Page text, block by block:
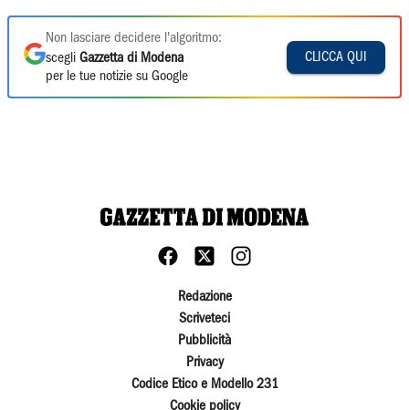
Non lasciare decidere l'algoritmo:
scegli Gazzetta di Modena
per le tue notizie su Google
CLICCA QUI
Redazione
Scriveteci
Pubblicità
Privacy
Codice Etico e Modello 231
Cookie policy